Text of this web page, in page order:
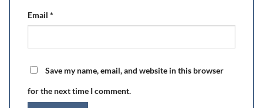
Email *
Save my name, email, and website in this browser
for the next time I comment.